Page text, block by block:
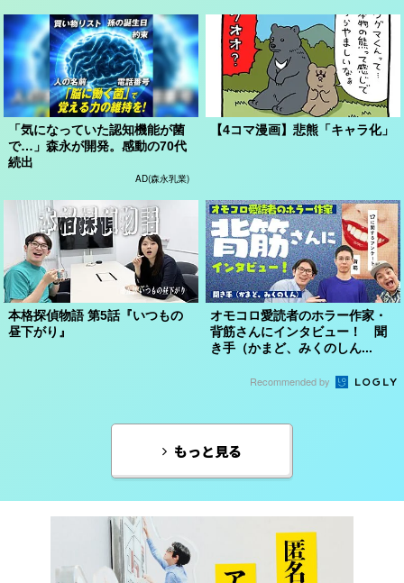
「気になっていた認知機能が菌
で…」森永が開発。感動の70代
続出
AD(森永乳業)
【4コマ漫画】悲熊「キャラ化」
本格探偵物語 第5話『いつもの
昼下がり』
オモコロ愛読者のホラー作家・
背筋さんにインタビュー！ 聞
き手（かまど、みくのしん...
Recommended by
もっと見る